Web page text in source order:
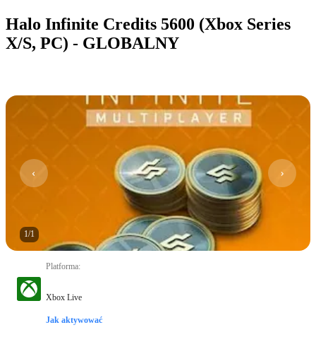
Halo Infinite Credits 5600 (Xbox Series
X/S, PC) - GLOBALNY
1/1
Platforma:
Xbox Live
Jak aktywować